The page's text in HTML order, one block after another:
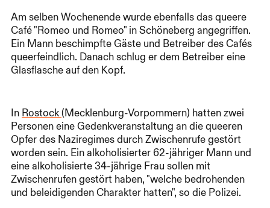
Am selben Wochenende wurde ebenfalls das queere
Café "Romeo und Romeo" in Schöneberg angegriffen.
Ein Mann beschimpfte Gäste und Betreiber des Cafés
queerfeindlich. Danach schlug er dem Betreiber eine
Glasflasche auf den Kopf.
In Rostock(Mecklenburg-Vorpommern) hatten zwei
Personen eine Gedenkveranstaltung an die queeren
Opfer des Naziregimes durch Zwischenrufe gestört
worden sein. Ein alkoholisierter 62-jähriger Mann und
eine alkoholisierte 34-jährige Frau sollen mit
Zwischenrufen gestört haben, "welche bedrohenden
und beleidigenden Charakter hatten", so die Polizei.